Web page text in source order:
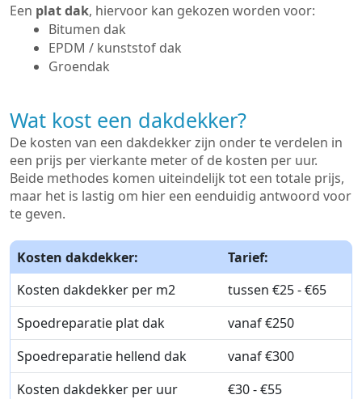
Een plat dak, hiervoor kan gekozen worden voor:
Bitumen dak
EPDM / kunststof dak
Groendak
Wat kost een dakdekker?
De kosten van een dakdekker zijn onder te verdelen in
een prijs per vierkante meter of de kosten per uur.
Beide methodes komen uiteindelijk tot een totale prijs,
maar het is lastig om hier een eenduidig antwoord voor
te geven.
Kosten dakdekker:
Tarief:
Kosten dakdekker per m2
tussen €25 - €65
Spoedreparatie plat dak
vanaf €250
Spoedreparatie hellend dak
vanaf €300
Kosten dakdekker per uur
€30 - €55